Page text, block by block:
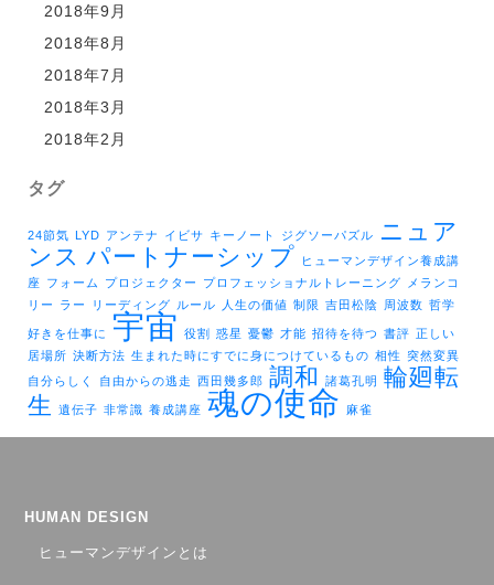
2018年9月
2018年8月
2018年7月
2018年3月
2018年2月
タグ
24節気 LYD アンテナ イビサ キーノート ジグソーパズル
ニュア
ンス パートナーシップ
ヒューマンデザイン養成講
座 フォーム プロジェクター プロフェッショナルトレーニング
メランコ
リー
ラー リーディング ルール 人生の価値 制限 吉田松陰 周波数 哲学
好きを仕事に 宇宙 役割 惑星 憂鬱 才能 招待を待つ 書評 正しい
居場所 決断方法 生まれた時にすでに身につけているもの 相性 突然変異
自分らしく
自由からの逃走 西田幾多郎 調和 諸葛孔明 輪廻転
生
遺伝子 非常識 養成講座 魂の使命 麻雀
HUMAN DESIGN
ヒューマンデザインとは